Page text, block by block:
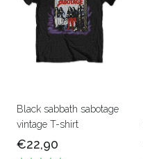
Black sabbath sabotage
vintage T-shirt
€22,90